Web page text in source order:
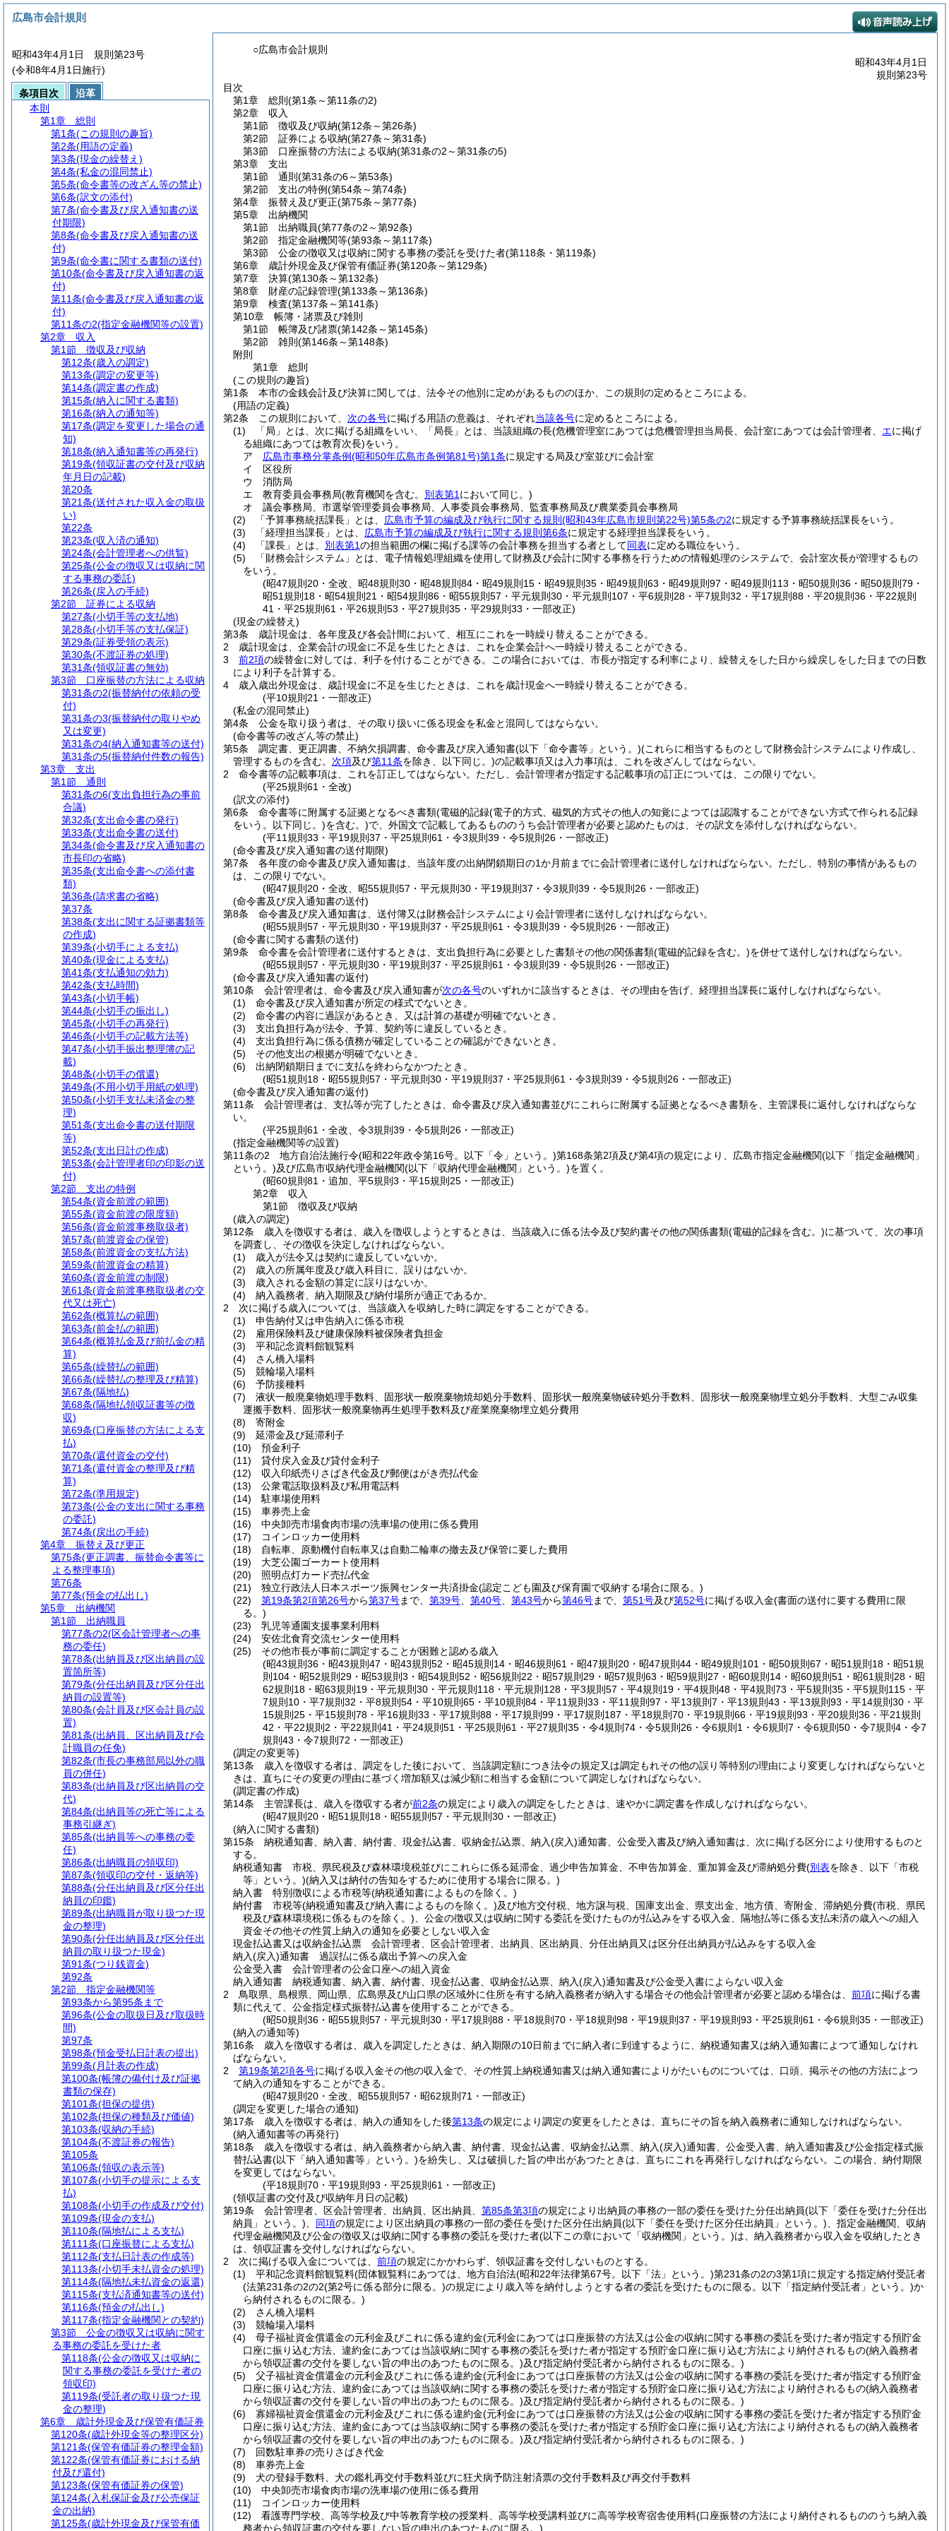
○広島市会計規則
昭和43年4月1日
規則第23号
目次
第1章
総則 (第1条～第11条の2)
第2章
収入
第1節
徴収及び収納(第12条～第26条)
第2節
証券による収納(第27条～第31条)
第3節
口座振替の方法による収納(第31条の2～第31条の5)
第3章
支出
第1節
通則 (第31条の6～第53条)
第2節
支出の特例(第54条～第74条)
第4章
振替え及び更正(第75条～第77条)
第5章
出納機関
第1節
出納職員(第77条の2～第92条)
第2節
指定金融機関等(第93条～第117条)
第3節
公金の徴収又は収納に関する事務の委託を受けた者(第118条・第119条)
第6章
歳計外現金及び保管有価証券(第120条～第129条)
第7章
決算(第130条～第132条)
第8章
財産の記録管理(第133条～第136条)
第9章
検査(第137条～第141条)
第10章
帳簿・諸票及び雑則
第1節
帳簿及び諸票(第142条～第145条)
第2節
雑則 (第146条～第148条)
附則
第1章
総則
(この規則の趣旨)
第1条
本市の金銭会計及び決算に関しては、法令その他別に定めがあるもののほか、この規則の定めるところによる。
(用語の定義)
第2条
この規則において、 次の各号に掲げる用語の意義は、それぞれ当該各号に定めるところによる。
(1)
「局」とは、次に掲げる組織をいい、「局長」とは、当該組織の長(危機管理室にあつては危機管理担当局長、会計室にあつては会計管理者、 エに掲げ
る組織にあつては教育次長)をいう。
ア
広島市事務分掌条例(昭和50年広島市条例第81号)第1条に規定する局及び室並びに会計室
イ
区役所
ウ
消防局
エ
教育委員会事務局(教育機関を含む。 別表第1 において同じ。)
オ
議会事務局、市選挙管理委員会事務局、人事委員会事務局、監査事務局及び農業委員会事務局
(2)
「予算事務統括課長」とは、 広島市予算の編成及び執行に関する規則 (昭和43年広島市規則第22号)第5条の2に規定する予算事務統括課長をいう。
(3)
「経理担当課長」とは、 広島市予算の編成及び執行に関する規則第6条に規定する経理担当課長をいう。
(4)
「課長」とは、 別表第1の担当範囲の欄に掲げる課等の会計事務を担当する者として同表に定める職位をいう。
(5)
「財務会計システム」とは、電子情報処理組織を使用して財務及び会計に関する事務を行うための情報処理のシステムで、会計室次長が管理するもの
をいう。
(昭47規則20・全改、昭48規則30・昭48規則84・昭49規則15・昭49規則35・昭49規則63・昭49規則97・昭49規則113・昭50規則36・昭50規則79・
昭51規則18・昭54規則21・昭54規則86・昭55規則57・平元規則30・平元規則107・平6規則28・平7規則32・平17規則88・平20規則36・平22規則
41・平25規則61・平26規則53・平27規則35・平29規則33・一部改正)
(現金の繰替え)
第3条
歳計現金は、各年度及び各会計間において、相互にこれを一時繰り替えることができる。
2
歳計現金は、企業会計の現金に不足を生じたときは、これを企業会計へ一時繰り替えることができる。
3
前2項の繰替金に対しては、利子を付けることができる。
この場合においては、市長が指定する利率により、繰替えをした日から繰戻しをした日までの日数
により利子を計算する。
4
歳入歳出外現金は、歳計現金に不足を生じたときは、これを歳計現金へ一時繰り替えることができる。
(平10規則21・一部改正)
(私金の混同禁止)
第4条
公金を取り扱う者は、その取り扱いに係る現金を私金と混同してはならない。
(命令書等の改ざん等の禁止)
第5条
調定書、更正調書、不納欠損調書、命令書及び戻入通知書(以下「命令書等」という。)(これらに相当するものとして財務会計システムにより作成し、
管理するものを含む。 次項及び第11条を除き、以下同じ。)の記載事項又は入力事項は、これを改ざんしてはならない。
2
命令書等の記載事項は、これを訂正してはならない。 ただし、会計管理者が指定する記載事項の訂正については、この限りでない。
(平25規則61・全改)
(訳文の添付)
第6条
命令書等に附属する証拠となるべき書類(電磁的記録(電子的方式、磁気的方式その他人の知覚によつては認識することができない方式で作られる記録
をいう。以下同じ。)を含む。)で、外国文で記載してあるもののうち会計管理者が必要と認めたものは、その訳文を添付しなければならない。
(平11規則33・平19規則37・平25規則61・令3規則39・令5規則26・一部改正)
(命令書及び戻入通知書の送付期限)
第7条
各年度の命令書及び戻入通知書は、当該年度の出納閉鎖期日の1か月前までに会計管理者に送付しなければならない。 ただし、特別の事情があるもの
は、この限りでない。
(昭47規則20・全改、昭55規則57・平元規則30・平19規則37・令3規則39・令5規則26・一部改正)
(命令書及び戻入通知書の送付)
第8条
命令書及び戻入通知書は、送付簿又は財務会計システムにより会計管理者に送付しなければならない。
(昭55規則57・平元規則30・平19規則37・平25規則61・令3規則39・令5規則26・一部改正)
(命令書に関する書類の送付)
第9条
命令書を会計管理者に送付するときは、支出負担行為に必要とした書類その他の関係書類(電磁的記録を含む。)を併せて送付しなければならない。
(昭55規則57・平元規則30・平19規則37・平25規則61・令3規則39・令5規則26・一部改正)
(命令書及び戻入通知書の返付)
第10条
会計管理者は、命令書及び戻入通知書が次の各号のいずれかに該当するときは、その理由を告げ、経理担当課長に返付しなければならない。
(1)
命令書及び戻入通知書が所定の様式でないとき。
(2)
命令書の内容に過誤があるとき、又は計算の基礎が明確でないとき。
(3)
支出負担行為が法令、予算、契約等に違反しているとき。
(4)
支出負担行為に係る債務が確定していることの確認ができないとき。
(5)
その他支出の根拠が明確でないとき。
(6)
出納閉鎖期日までに支払を終わらなかつたとき。
(昭51規則18・昭55規則57・平元規則30・平19規則37・平25規則61・令3規則39・令5規則26・一部改正)
(命令書及び戻入通知書の返付)
第11条
会計管理者は、支払等が完了したときは、命令書及び戻入通知書並びにこれらに附属する証拠となるべき書類を、主管課長に返付しなければならな
い。
(平25規則61・全改、令3規則39・令5規則26・一部改正)
(指定金融機関等の設置)
第11条の2
地方自治法施行令(昭和22年政令第16号。以下「令」という。)第168条第2項及び第4項の規定により、広島市指定金融機関(以下「指定金融機関」
という。)及び広島市収納代理金融機関(以下「収納代理金融機関」という。)を置く。
(昭60規則81・追加、平5規則3・平15規則25・一部改正)
第2章
収入
第1節
徴収及び収納
(歳入の調定)
第12条
歳入を徴収する者は、歳入を徴収しようとするときは、当該歳入に係る法令及び契約書その他の関係書類(電磁的記録を含む。)に基づいて、次の事項
を調査し、その徴収を決定しなければならない。
(1)
歳入が法令又は契約に違反していないか。
(2)
歳入の所属年度及び歳入科目に、誤りはないか。
(3)
歳入される金額の算定に誤りはないか。
(4)
納入義務者、納入期限及び納付場所が適正であるか。
2
次に掲げる歳入については、当該歳入を収納した時に調定をすることができる。
(1)
申告納付又は申告納入に係る市税
(2)
雇用保険料及び健康保険料被保険者負担金
(3)
平和記念資料館観覧料
(4)
さん橋入場料
(5)
競輪場入場料
(6)
予防接種料
(7)
液状一般廃棄物処理手数料、固形状一般廃棄物焼却処分手数料、固形状一般廃棄物破砕処分手数料、固形状一般廃棄物埋立処分手数料、大型ごみ収集
運搬手数料、固形状一般廃棄物再生処理手数料及び産業廃棄物埋立処分費用
(8)
寄附金
(9)
延滞金及び延滞利子
(10)
預金利子
(11)
貸付戻入金及び貸付金利子
(12)
収入印紙売りさばき代金及び郵便はがき売払代金
(13)
公衆電話取扱料及び私用電話料
(14)
駐車場使用料
(15)
車券売上金
(16)
中央卸売市場食肉市場の洗車場の使用に係る費用
(17)
コインロッカー使用料
(18)
自転車、原動機付自転車又は自動二輪車の撤去及び保管に要した費用
(19)
大芝公園ゴーカート使用料
(20)
照明点灯カード売払代金
(21)
独立行政法人日本スポーツ振興センター共済掛金(認定こども園及び保育園で収納する場合に限る。)
(22)
第19条第2項第26号から第37号まで、 第39号 第40号 第43号から第46号まで、 第51号及び第52号に掲げる収入金(書面の送付に要する費用に限
る。)
(23)
乳児等通園支援事業利用料
(24)
安佐北食育交流センター使用料
(25)
その他市長が事前に調定することが困難と認める歳入
(昭43規則36・昭43規則47・昭43規則52・昭45規則14・昭46規則61・昭47規則20・昭47規則44・昭49規則101・昭50規則67・昭51規則18・昭51規
則104・昭52規則29・昭53規則3・昭54規則52・昭56規則22・昭57規則29・昭57規則63・昭59規則27・昭60規則14・昭60規則51・昭61規則28・昭
62規則18・昭63規則19・平元規則30・平元規則118・平元規則128・平3規則57・平4規則19・平4規則48・平4規則73・平5規則35・平5規則115・平
7規則10・平7規則32・平8規則54・平10規則65・平10規則84・平11規則33・平11規則97・平13規則7・平13規則43・平13規則93・平14規則30・平
15規則25・平15規則78・平16規則33・平17規則88・平17規則99・平17規則187・平18規則70・平19規則66・平19規則93・平20規則36・平21規則
42・平22規則2・平22規則41・平24規則51・平25規則61・平27規則35・令4規則74・令5規則26・令6規則1・令6規則7・令6規則50・令7規則4・令7
規則43・令7規則72・一部改正)
(調定の変更等)
第13条
歳入を徴収する者は、調定をした後において、当該調定額につき法令の規定又は調定もれその他の誤り等特別の理由により変更しなければならないと
きは、直ちにその変更の理由に基づく増加額又は減少額に相当する金額について調定しなければならない。
(調定書の作成)
第14条
主管課長は、歳入を徴収する者が前2条の規定により歳入の調定をしたときは、速やかに調定書を作成しなければならない。
(昭47規則20・昭51規則18・昭55規則57・平元規則30・一部改正)
(納入に関する書類)
第15条
納税通知書、納入書、納付書、現金払込書、収納金払込票、納入(戻入)通知書、公金受入書及び納入通知書は、次に掲げる区分により使用するものと
する。
納税通知書 市税、県民税及び森林環境税並びにこれらに係る延滞金、過少申告加算金、不申告加算金、重加算金及び滞納処分費(別表を除き、以下「市税
等」という。)(納入又は納付の告知をするために使用する場合に限る。)
納入書 特別徴収による市税等(納税通知書によるものを除く。)
納付書 市税等(納税通知書及び納入書によるものを除く。)及び地方交付税、地方譲与税、国庫支出金、県支出金、地方債、寄附金、滞納処分費(市税、県民
税及び森林環境税に係るものを除く。) 、公金の徴収又は収納に関する委託を受けたものが払込みをする収入金、隔地払等に係る支払未済の歳入への組入
資金その他その性質上納入の通知を必要としない収入金
現金払込書又は収納金払込票 会計管理者、区会計管理者、出納員、区出納員、分任出納員又は区分任出納員が払込みをする収入金
納入(戻入)通知書 過誤払に係る歳出予算への戻入金
公金受入書 会計管理者の公金口座への組入資金
納入通知書 納税通知書、納入書、納付書、現金払込書、収納金払込票、納入(戻入)通知書及び公金受入書によらない収入金
2
鳥取県、島根県、岡山県、広島県及び山口県の区域外に住所を有する納入義務者が納入する場合その他会計管理者が必要と認める場合は、 前項に掲げる書
類に代えて、公金指定様式振替払込書を使用することができる。
(昭50規則36・昭55規則57・平元規則30・平17規則88・平18規則70・平18規則98・平19規則37・平19規則93・平25規則61・令6規則35・一部改正)
(納入の通知等)
第16条
歳入を徴収する者は、歳入を調定したときは、納入期限の10日前までに納入者に到達するように、納税通知書又は納入通知書によつて通知しなけれ
ばならない。
2
第19条第2項各号に掲げる収入金その他の収入金で、その性質上納税通知書又は納入通知書によりがたいものについては、口頭、掲示その他の方法によつ
て納入の通知をすることができる。
(昭47規則20・全改、昭55規則57・昭62規則71・一部改正)
(調定を変更した場合の通知)
第17条
歳入を徴収する者は、納入の通知をした後第13条の規定により調定の変更をしたときは、直ちにその旨を納入義務者に通知しなければならない。
(納入通知書等の再発行)
第18条
歳入を徴収する者は、納入義務者から納入書、納付書、現金払込書、収納金払込票、納入(戻入)通知書、公金受入書、納入通知書及び公金指定様式振
替払込書(以下「納入通知書等」という。)を紛失し、又は破損した旨の申出があつたときは、直ちにこれを再発行しなければならない。
この場合、納付期限
を変更してはならない。
(平18規則70・平19規則93・平25規則61・一部改正)
(領収証書の交付及び収納年月日の記載)
第19条
会計管理者、区会計管理者、出納員、区出納員、 第85条第3項の規定により出納員の事務の一部の委任を受けた分任出納員(以下「委任を受けた分任出
納員」という。)
同項の規定により区出納員の事務の一部の委任を受けた区分任出納員(以下「委任を受けた区分任出納員」という。) 、指定金融機関、収納
代理金融機関及び公金の徴収又は収納に関する事務の委託を受けた者(以下この章において「収納機関」という。)は、納入義務者から収入金を収納したとき
は、領収証書を交付しなければならない。
2
次に掲げる収入金については、 前項の規定にかかわらず、領収証書を交付しないものとする。
(1)
平和記念資料館観覧料(団体観覧料にあつては、地方自治法(昭和22年法律第67号。以下「法」という。)第231条の2の3第1項に規定する指定納付受託者
(法第231条の2の2(第2号に係る部分に限る。)の規定により歳入等を納付しようとする者の委託を受けたものに限る。以下「指定納付受託者」という。)か
ら納付されるものに限る。)
(2)
さん橋入場料
(3)
競輪場入場料
(4)
母子福祉資金償還金の元利金及びこれに係る違約金(元利金にあつては口座振替の方法又は公金の収納に関する事務の委託を受けた者が指定する預貯金
口座に振り込む方法、違約金にあつては当該収納に関する事務の委託を受けた者が指定する預貯金口座に振り込む方法により納付されるもの(納入義務者
から領収証書の交付を要しない旨の申出のあつたものに限る。)及び指定納付受託者から納付されるものに限る。)
(5)
父子福祉資金償還金の元利金及びこれに係る違約金(元利金にあつては口座振替の方法又は公金の収納に関する事務の委託を受けた者が指定する預貯金
口座に振り込む方法、違約金にあつては当該収納に関する事務の委託を受けた者が指定する預貯金口座に振り込む方法により納付されるもの(納入義務者
から領収証書の交付を要しない旨の申出のあつたものに限る。)及び指定納付受託者から納付されるものに限る。)
(6)
寡婦福祉資金償還金の元利金及びこれに係る違約金(元利金にあつては口座振替の方法又は公金の収納に関する事務の委託を受けた者が指定する預貯金
口座に振り込む方法、違約金にあつては当該収納に関する事務の委託を受けた者が指定する預貯金口座に振り込む方法により納付されるもの(納入義務者
から領収証書の交付を要しない旨の申出のあつたものに限る。)及び指定納付受託者から納付されるものに限る。)
(7)
回数駐車券の売りさばき代金
(8)
車券売上金
(9)
犬の登録手数料、犬の鑑札再交付手数料並びに狂犬病予防注射済票の交付手数料及び再交付手数料
(10)
中央卸売市場食肉市場の洗車場の使用に係る費用
(11)
コインロッカー使用料
(12)
看護専門学校、高等学校及び中等教育学校の授業料、高等学校受講料並びに高等学校寄宿舎使用料(口座振替の方法により納付されるもののうち納入義
務者から領収証書の交付を要しない旨の申出のあつたものに限る。)
広島市会計規則
昭和43年4月1日 規則第23号
(令和8年4月1日施行)
条項目次
沿革
本則
第1章
総則
第1条(この規則の趣旨)
第2条(用語の定義)
第3条(現金の繰替え)
第4条(私金の混同禁止)
第5条(命令書等の改ざん等の禁止)
第6条(訳文の添付)
第7条(命令書及び戻入通知書の送
付期限)
第8条(命令書及び戻入通知書の送
付)
第9条(命令書に関する書類の送付)
第10条(命令書及び戻入通知書の返
付)
第11条(命令書及び戻入通知書の返
付)
第11条の2(指定金融機関等の設置)
第2章
収入
第1節
徴収及び収納
第12条(歳入の調定)
第13条(調定の変更等)
第14条(調定書の作成)
第15条(納入に関する書類)
第16条(納入の通知等)
第17条(調定を変更した場合の通
知)
第18条(納入通知書等の再発行)
第19条(領収証書の交付及び収納
年月日の記載)
第20条
第21条(送付された収入金の取扱
い)
第22条
第23条(収入済の通知)
第24条(会計管理者への供覧)
第25条(公金の徴収又は収納に関
する事務の委託)
第26条(戻入の手続)
第2節
証券による収納
第27条(小切手等の支払地)
第28条(小切手等の支払保証)
第29条(証券受領の表示)
第30条(不渡証券の処理)
第31条(領収証書の無効)
第3節
口座振替の方法による収納
第31条の2(振替納付の依頼の受
付)
第31条の3(振替納付の取りやめ
又は変更)
第31条の4(納入通知書等の送付)
第31条の5(振替納付件数の報告)
第3章
支出
第1節
通則
第31条の6(支出負担行為の事前
合議)
第32条(支出命令書の発行)
第33条(支出命令書の送付)
第34条(命令書及び戻入通知書の
市長印の省略)
第35条(支出命令書への添付書
類)
第36条(請求書の省略)
第37条
第38条(支出に関する証拠書類等
の作成)
第39条(小切手による支払)
第40条(現金による支払)
第41条(支払通知の効力)
第42条(支払時間)
第43条(小切手帳)
第44条(小切手の振出し)
第45条(小切手の再発行)
第46条(小切手の記載方法等)
第47条(小切手振出整理簿の記
載)
第48条(小切手の償還)
第49条(不用小切手用紙の処理)
第50条(小切手支払未済金の整
理)
第51条(支出命令書の送付期限
等)
第52条(支出日計の作成)
第53条(会計管理者印の印影の送
付)
第2節
支出の特例
第54条(資金前渡の範囲)
第55条(資金前渡の限度額)
第56条(資金前渡事務取扱者)
第57条(前渡資金の保管)
第58条(前渡資金の支払方法)
第59条(前渡資金の精算)
第60条(資金前渡の制限)
第61条(資金前渡事務取扱者の交
代又は死亡)
第62条(概算払の範囲)
第63条(前金払の範囲)
第64条(概算払金及び前払金の精
算)
第65条(繰替払の範囲)
第66条(繰替払の整理及び精算)
第67条(隔地払)
第68条(隔地払領収証書等の徴
収)
第69条(口座振替の方法による支
払)
第70条(還付資金の交付)
第71条(還付資金の整理及び精
算)
第72条(準用規定)
第73条(公金の支出に関する事務
の委託)
第74条(戻出の手続)
第4章
振替え及び更正
第75条(更正調書、振替命令書等に
よる整理事項)
第76条
第77条(預金の払出し)
第5章
出納機関
第1節
出納職員
第77条の2(区会計管理者への事
務の委任)
第78条(出納員及び区出納員の設
置箇所等)
第79条(分任出納員及び区分任出
納員の設置等)
第80条(会計員及び区会計員の設
置)
第81条(出納員、区出納員及び会
計職員の任免)
第82条(市長の事務部局以外の職
員の併任)
第83条(出納員及び区出納員の交
代)
第84条(出納員等の死亡等による
事務引継ぎ)
第85条(出納員等への事務の委
任)
第86条(出納職員の領収印)
第87条(領収印の交付・返納等)
第88条(分任出納員及び区分任出
納員の印鑑)
第89条(出納職員が取り扱つた現
金の整理)
第90条(分任出納員及び区分任出
納員の取り扱つた現金)
第91条(つり銭資金)
第92条
第2節
指定金融機関等
第93条から第95条まで
第96条(公金の取扱日及び取扱時
間)
第97条
第98条(預金受払日計表の提出)
第99条(月計表の作成)
第100条(帳簿の備付け及び証拠
書類の保存)
第101条(担保の提供)
第102条(担保の種類及び価値)
第103条(収納の手続)
第104条(不渡証券の報告)
第105条
第106条(領収の表示等)
第107条(小切手の提示による支
払)
第108条(小切手の作成及び交付)
第109条(現金の支払)
第110条(隔地払による支払)
第111条(口座振替による支払)
第112条(支払日計表の作成等)
第113条(小切手未払資金の処理)
第114条(隔地払未払資金の返還)
第115条(支払済通知書等の送付)
第116条(預金の払出し)
第117条(指定金融機関との契約)
第3節
公金の徴収又は収納に関す
る事務の委託を受けた者
第118条(公金の徴収又は収納に
関する事務の委託を受けた者の
領収印)
第119条(受託者の取り扱つた現
金の整理)
第6章
歳計外現金及び保管有価証券
第120条(歳計外現金等の整理区分)
第121条(保管有価証券の整理金額)
第122条(保管有価証券における納
付及び還付)
第123条(保管有価証券の保管)
第124条(入札保証金及び公売保証
金の出納)
第125条(歳計外現金及び保管有価